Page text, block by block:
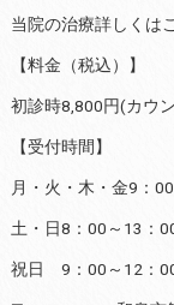
当院の治療詳しくは
【料金（税込）】
初診時8,800円(カ
【受付時間】
月・火・木・金9：
土・日8：00～13：
祝日 9：00～12：